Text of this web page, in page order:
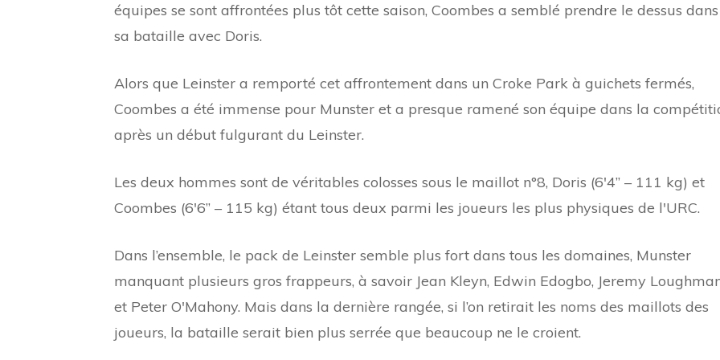
équipes se sont affrontées plus tôt cette saison, Coombes a semblé prendre le dessus dans
sa bataille avec Doris.
Alors que Leinster a remporté cet affrontement dans un Croke Park à guichets fermés,
Coombes a été immense pour Munster et a presque ramené son équipe dans la
après un début fulgurant du Leinster.
Les deux hommes sont de véritables colosses sous le maillot n°8, Doris (6'4” – 111 kg) et
Coombes (6'6” – 115 kg) étant tous deux parmi les joueurs les plus physiques de l'URC.
Dans l’ensemble, le pack de Leinster semble plus fort dans tous les domaines, Munster
manquant plusieurs gros frappeurs, à savoir Jean Kleyn, Edwin Edogbo, Jeremy
et Peter O'Mahony. Mais dans la dernière rangée, si l’on retirait les noms des maillots des
joueurs, la bataille serait bien plus serrée que beaucoup ne le croient.